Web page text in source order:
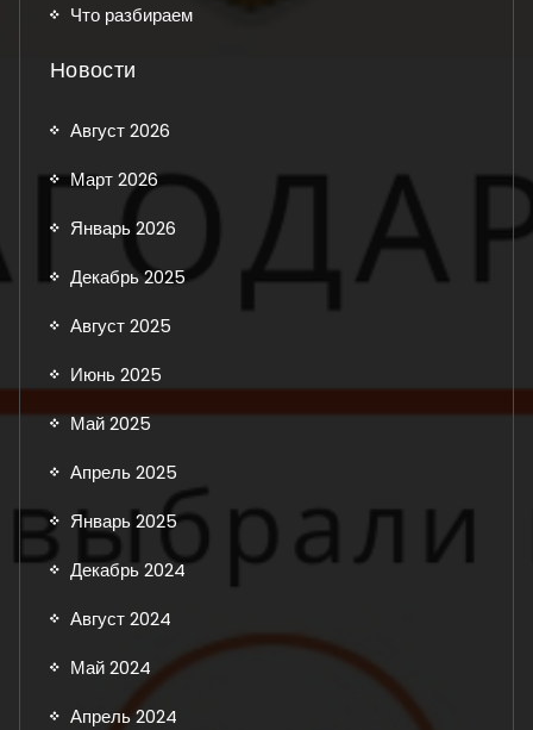
Что разбираем
Новости
Август 2026
Март 2026
Январь 2026
Декабрь 2025
Август 2025
Июнь 2025
Май 2025
Апрель 2025
Январь 2025
Декабрь 2024
Август 2024
Май 2024
Апрель 2024